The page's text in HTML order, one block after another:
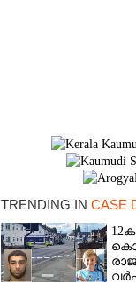
TRENDING IN CASE